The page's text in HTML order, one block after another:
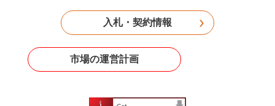
入札・契約情報
市場の運営計画